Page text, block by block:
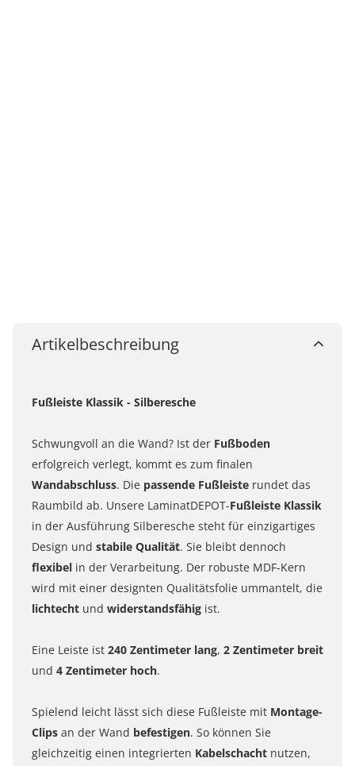
Artikelbeschreibung
Fußleiste Klassik - Silberesche
Schwungvoll an die Wand? Ist der Fußboden
erfolgreich verlegt, kommt es zum finalen
Wandabschluss. Die passende Fußleiste rundet das
Raumbild ab. Unsere LaminatDEPOT-Fußleiste Klassik
in der Ausführung Silberesche steht für einzigartiges
Design und stabile Qualität. Sie bleibt dennoch
flexibel in der Verarbeitung. Der robuste MDF-Kern
wird mit einer designten Qualitätsfolie ummantelt, die
lichtecht und widerstandsfähig ist.
Eine Leiste ist 240 Zentimeter lang, 2 Zentimeter breit
und 4 Zentimeter hoch.
Spielend leicht lässt sich diese Fußleiste mit Montage-
Clips an der Wand befestigen. So können Sie
gleichzeitig einen integrierten Kabelschacht nutzen,